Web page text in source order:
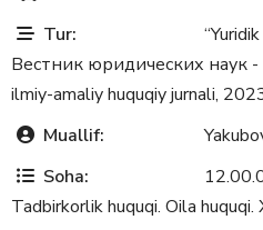
Tur:
Вестник юридических наук -
ilmiy-amaliy huquqiy jurnali,
Muallif:
Soha:
Tadbirkorlik huquqi. Oila huquqi.